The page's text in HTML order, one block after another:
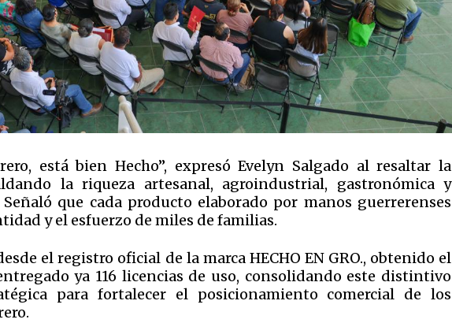
está bien Hecho”, expresó Evelyn Salgado al resaltar la
la riqueza artesanal, agroindustrial, gastronómica y
que cada producto elaborado por manos guerrerenses
y el esfuerzo de miles de familias.
el registro oficial de la marca HECHO EN GRO., obtenido el
ya 116 licencias de uso, consolidando este distintivo
para fortalecer el posicionamiento comercial de los